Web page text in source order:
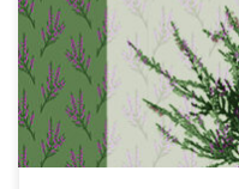
Nippernaati-antologian.
eläimet.